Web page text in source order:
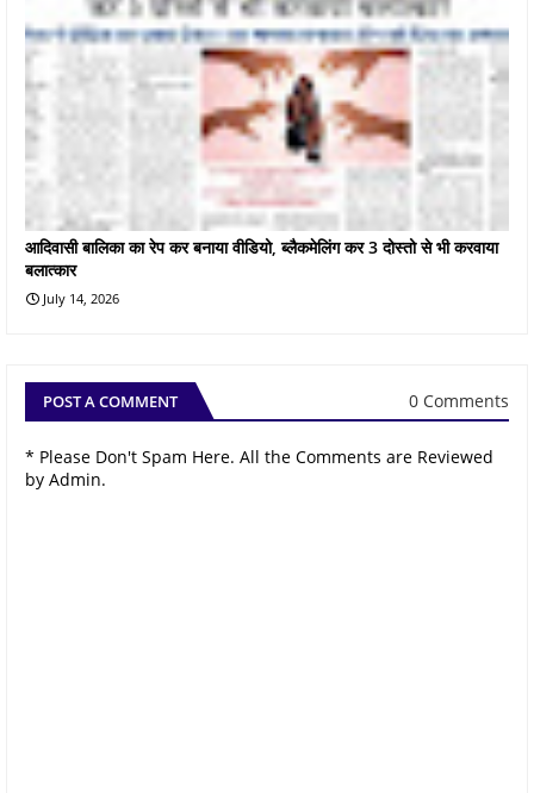
आदिवासी बालिका का रेप कर बनाया वीडियो, ब्लैकमेलिंग कर 3 दोस्तो से भी करवाया
बलात्कार
July 14, 2026
POST A COMMENT 0 Comments
* Please Don't Spam Here. All the Comments are Reviewed
by Admin.